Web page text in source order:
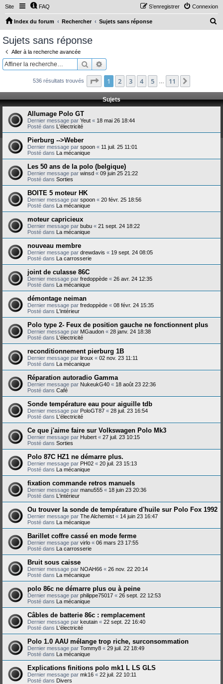
Site FAQ Connexion
S’enregistrer
Index du forum Rechercher Sujets sans réponse
c
h
Sujets sans réponse
Aller à la recherche avancée
Rechercher
536 résultats trouvés Page 1sur11
1 2 3 4 5 11
Sujets
Allumage Polo GT
Dernier message par Yeut « 18 mai 26 18:44
Posté dans L'électricité
Pierburg -->Weber
Dernier message par spoon « 11 juil. 25 11:01
Posté dans La mécanique
Les 50 ans de la polo (belgique)
Dernier message par winsd « 09 juin 25 21:22
Posté dans Sorties
BOITE 5 moteur HK
Dernier message par spoon « 20 févr. 25 18:56
Posté dans La mécanique
moteur capricieux
Dernier message par bubu « 21 sept. 24 18:22
Posté dans La mécanique
nouveau membre
Dernier message par drewdavis « 19 sept. 24 08:05
Posté dans La carrosserie
joint de culasse 86C
Dernier message par fredoppède « 26 avr. 24 12:35
Posté dans La mécanique
démontage neiman
Dernier message par fredoppède « 08 févr. 24 15:35
Posté dans L'intérieur
Polo type 2- Feux de position gauche ne fonctionnent plus
Dernier message par MGaudon « 28 janv. 24 18:38
Posté dans L'électricité
reconditionnement pierburg 1B
Dernier message par liroux « 02 nov. 23 11:11
Posté dans La mécanique
Réparation autoradio Gamma
Dernier message par NukeukG40 « 18 août 23 22:36
Posté dans Café
Sonde température eau pour aiguille tdb
Dernier message par PoloGT87 « 28 juil. 23 16:54
Posté dans L'électricité
Ce que j'aime faire sur Volkswagen Polo Mk3
Dernier message par Hubert « 27 juil. 23 10:15
Posté dans Sorties
Polo 87C HZ1 ne démarre plus.
Dernier message par PH02 « 20 juil. 23 15:13
Posté dans La mécanique
fixation commande retros manuels
Dernier message par manu555 « 18 juin 23 20:36
Posté dans L'intérieur
Ou trouver la sonde de température d'huile sur Polo Fox 1992
Dernier message par The Alchemist « 14 juin 23 16:47
Posté dans La mécanique
Barillet coffre cassé en mode ferme
Dernier message par virlo « 06 mars 23 17:55
Posté dans La carrosserie
Bruit sous caisse
Dernier message par NOAH66 « 26 nov. 22 20:14
Posté dans La mécanique
polo 86c ne démarre plus ou à peine
Dernier message par philippe75017 « 26 sept. 22 12:53
Posté dans La mécanique
Câbles de batterie 86c : remplacement
Dernier message par keutain « 22 sept. 22 16:40
Posté dans L'électricité
Polo 1.0 AAU mélange trop riche, surconsommation
Dernier message par Tommy8 « 29 juil. 22 18:49
Posté dans La mécanique
Explications finitions polo mk1 L LS GLS
Dernier message par mk16 « 22 juil. 22 10:11
Posté dans Divers